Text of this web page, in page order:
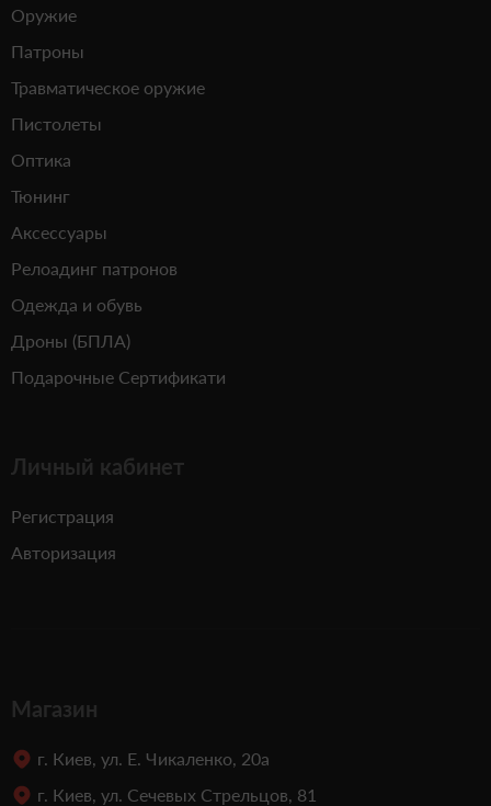
Оружие
Патроны
Травматическое оружие
Пистолеты
Оптика
Тюнинг
Аксессуары
Релоадинг патронов
Одежда и обувь
Дроны (БПЛА)
Подарочные Сертификати
Личный кабинет
Регистрация
Авторизация
Магазин
г. Киев, ул. Е. Чикаленко, 20а
г. Киев, ул. Сечевых Стрельцов, 81